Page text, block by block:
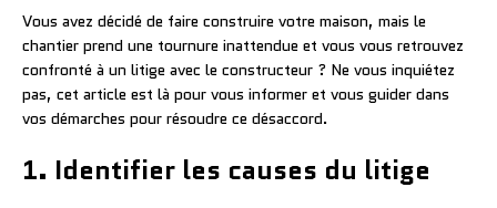
Vous avez décidé de faire construire votre maison, mais le
chantier prend une tournure inattendue et vous vous retrouvez
confronté à un litige avec le constructeur ? Ne vous inquiétez
pas, cet article est là pour vous informer et vous guider dans
vos démarches pour résoudre ce désaccord.
1. Identifier les causes du litige